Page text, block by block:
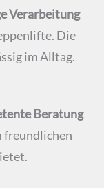
Verarbeitung
Die
im Alltag.
Beratung
freundlichen